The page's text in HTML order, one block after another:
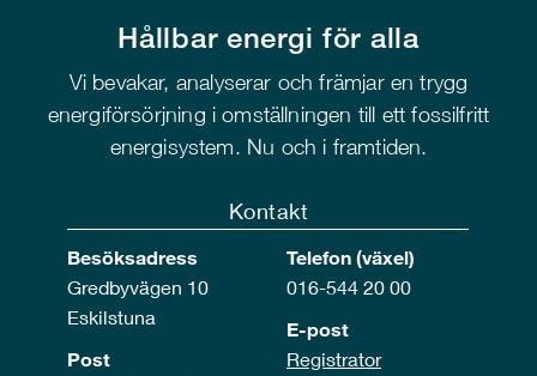
Hållbar energi för alla
Vi bevakar, analyserar och främjar en trygg
energiförsörjning i omställningen till ett fossilfritt
energisystem. Nu och i framtiden.
Kontakt
Besöksadress
Gredbyvägen 10
Eskilstuna
Post
Telefon (växel)
016-544 20 00
E-post
Registrator